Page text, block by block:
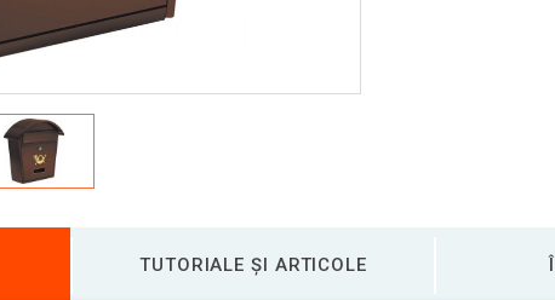
TUTORIALE ȘI ARTICOLE